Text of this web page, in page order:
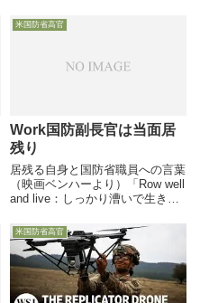
間人防衛大臣が、安全保障研究者
の立場で防衛省内部から見た日本
米国防省高官
Work国防副長官は当面居
残り
居残る自身と国防省職員への言葉
（映画ベンハーより）「Row well
and live：しっかり漕いで生き延
送別式がペンタゴン内のホールで
行われましたが、その場で副長官
自身から「私の後任者が議会で承
認される...
米国防省高官